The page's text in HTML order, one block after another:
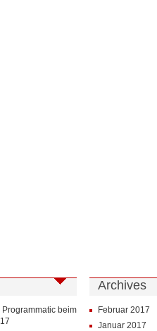
beim
Archives
Februar 2017
Januar 2017